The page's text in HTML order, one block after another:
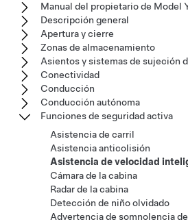
Manual del propietario de Model
Descripción general
Apertura y cierre
Zonas de almacenamiento
Asientos y sistemas de sujeción
Conectividad
Conducción
Conducción autónoma
Funciones de seguridad activa
Asistencia de carril
Asistencia anticolisión
Asistencia de velocidad
Cámara de la cabina
Radar de la cabina
Detección de niño olvidado
Advertencia de somnolencia